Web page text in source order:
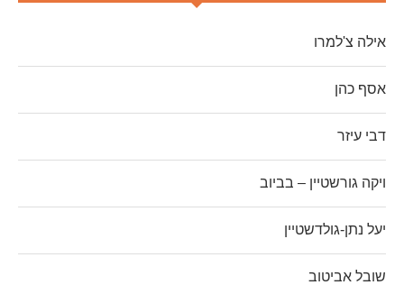
אילה צ'למרו
אסף כהן
דבי עיזר
ויקה גורשטיין – בביוב
יעל נתן-גולדשטיין
שובל אביטוב